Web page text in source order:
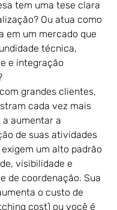
tem uma tese clara
Ou atua como
em um mercado que
técnica,
e integração
grandes clientes,
cada vez mais
a aumentar a
de suas atividades
um alto padrão
visibilidade e
de coordenação. Sua
o custo de
cost) ou você é